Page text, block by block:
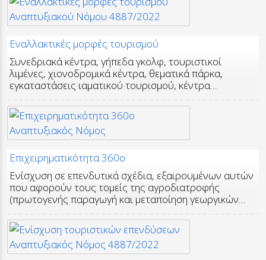
Εναλλακτικές μορφές τουρισμού
Συνεδριακά κέντρα, γήπεδα γκολφ, τουριστικοί
λιμένες, χιονοδρομικά κέντρα, θεματικά πάρκα,
εγκαταστάσεις ιαματικού τουρισμού, κέντρα…
Επιχειρηματικότητα 360ο
Ενίσχυση σε επενδυτικά σχέδια, εξαιρουμένων αυτών
που αφορούν τους τομείς της αγροδιατροφής
(πρωτογενής παραγωγή και μεταποίηση γεωργικών…